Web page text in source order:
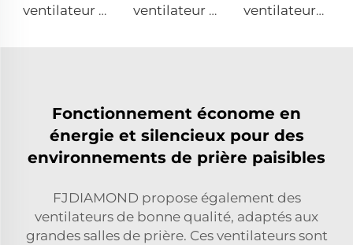
ventilateur sur pied silencieux de 220V, 80 pouces, 2000mm en aluminium, mobile pour gymnases ventilateur sur pied silencieux 80 pouces 220V contrôle par téléphone portable WIFI 2000 mm en aluminium ventilateurs industriels de haute qualité de 0,9 m à 1,2 m pour fermes, entrepôts, usines, restaurants et hôtels
Fonctionnement économe en
énergie et silencieux pour des
environnements de prière paisibles
FJDIAMOND propose également des
ventilateurs de bonne qualité, adaptés aux
grandes salles de prière. Ces ventilateurs sont